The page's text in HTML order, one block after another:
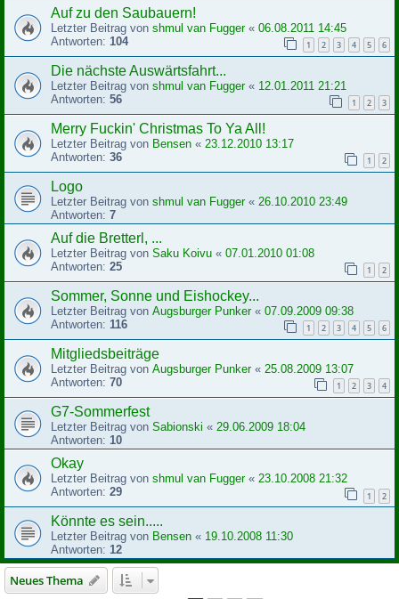
Auf zu den Saubauern!
Letzter Beitrag von shmul van Fugger« 06.08.2011 14:45
Antworten: 104 1 2 3 4 5 6
Die nächste Auswärtsfahrt...
Letzter Beitrag von shmul van Fugger« 12.01.2011 21:21
Antworten: 56 1 2 3
Merry Fuckin' Christmas To Ya All!
Letzter Beitrag von Bensen « 23.12.2010 13:17
Antworten: 36 1 2
Logo
Letzter Beitrag von shmul van Fugger« 26.10.2010 23:49
Antworten: 7
Auf die Bretterl, ...
Letzter Beitrag von Saku Koivu « 07.01.2010 01:08
Antworten: 25 1 2
Sommer, Sonne und Eishockey...
Letzter Beitrag von Augsburger Punker« 07.09.2009 09:38
Antworten: 116 1 2 3 4 5 6
Mitgliedsbeiträge
Letzter Beitrag von Augsburger Punker« 25.08.2009 13:07
Antworten: 70 1 2 3 4
G7-Sommerfest
Letzter Beitrag von Sabionski « 29.06.2009 18:04
Antworten: 10
Okay
Letzter Beitrag von shmul van Fugger« 23.10.2008 21:32
Antworten: 29 1 2
Könnte es sein.....
Letzter Beitrag von Bensen « 19.10.2008 11:30
Antworten: 12
Neues Thema